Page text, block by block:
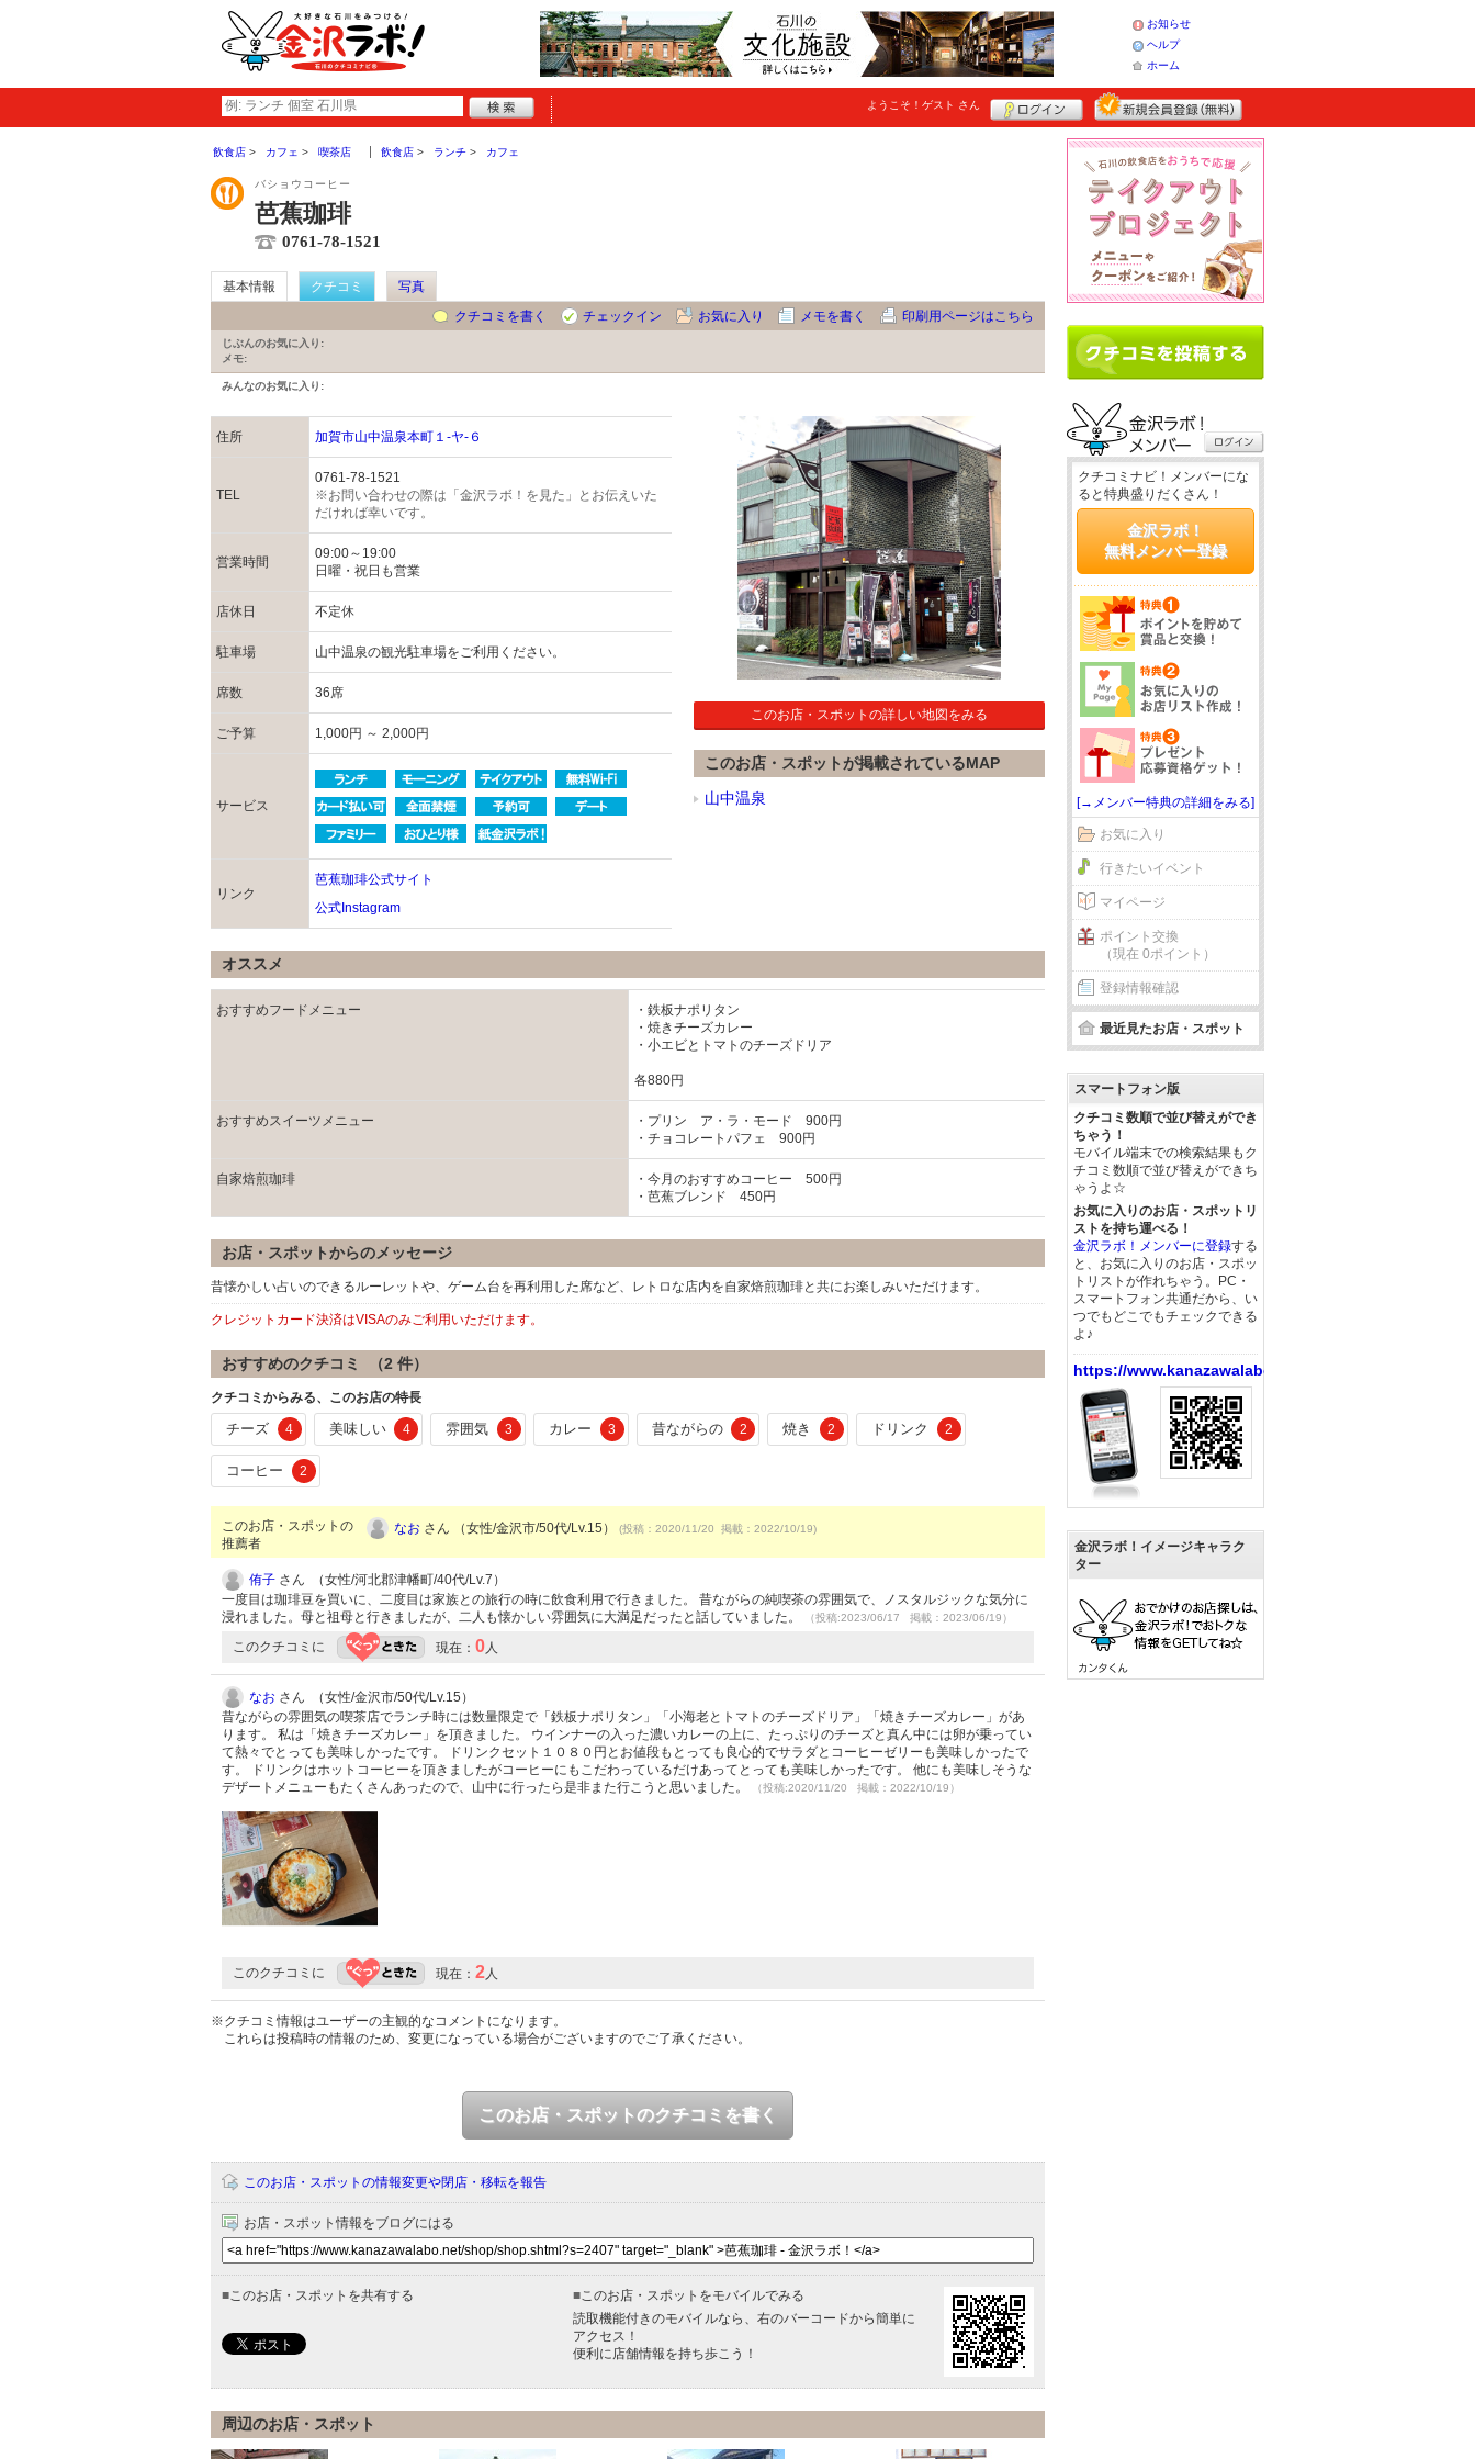
お知らせ
ヘルプ
ホーム
ようこそ！ ゲスト さん
飲食店 カフェ 喫茶店 飲食店 ランチ カフェ
バショウコーヒー
芭蕉珈琲
0761-78-1521
基本情報 クチコミ
写真
クチコミを書く
チェックイン お気に入り メモを書く 印刷用ページはこちら
じぶんのお気に入り:
メモ:
みんなのお気に入り:
住所 加賀市山中温泉本町１-ヤ-６
TEL
0761-78-1521
※お問い合わせの際は「金沢ラボ！を見た」とお伝えいた
だければ幸いです。
営業時間
09:00～19:00
日曜・祝日も営業
店休日 不定休
駐車場 山中温泉の観光駐車場をご利用ください。
席数 36席
ご予算 1,000円 ～ 2,000円
サービス
リンク
芭蕉珈琲公式サイト
公式Instagram
このお店・スポットの詳しい地図をみる
このお店・スポットが掲載されているMAP
山中温泉
オススメ
おすすめフードメニュー
・鉄板ナポリタン
・焼きチーズカレー
・小エビとトマトのチーズドリア
各880円
おすすめスイーツメニュー
・プリン ア・ラ・モード 900円
・チョコレートパフェ 900円
自家焙煎珈琲
・今月のおすすめコーヒー 500円
・芭蕉ブレンド 450円
お店・スポットからのメッセージ
昔懐かしい占いのできるルーレットや、ゲーム台を再利用した席など、レトロな店内を自家焙煎珈琲と共にお楽しみいただけます。
クレジットカード決済はVISAのみご利用いただけます。
おすすめのクチコミ （2 件）
クチコミからみる、このお店の特長
チーズ 4 美味しい 4 雰囲気 3 カレー 3 昔ながらの 2 焼き 2 ドリンク 2
コーヒー 2
このお店・スポットの
推薦者
なお さん （女性/金沢市/50代/Lv.15） (投稿：2020/11/20 掲載：2022/10/19)
侑子 さん （女性/河北郡津幡町/40代/Lv.7）
一度目は珈琲豆を買いに、二度目は家族との旅行の時に飲食利用で行きました。 昔ながらの純喫茶の雰囲気で、ノスタルジックな気分に
浸れました。母と祖母と行きましたが、二人も懐かしい雰囲気に大満足だったと話していました。
（投稿:2023/06/17 掲載：2023/06/19）
このクチコミに 現在： 0人
なお さん （女性/金沢市/50代/Lv.15）
昔ながらの雰囲気の喫茶店でランチ時には数量限定で「鉄板ナポリタン」「小海老とトマトのチーズドリア」「焼きチーズカレー」があ
ります。 私は「焼きチーズカレー」を頂きました。 ウインナーの入った濃いカレーの上に、たっぷりのチーズと真ん中には卵が乗ってい
て熱々でとっても美味しかったです。 ドリンクセット１０８０円とお値段もとっても良心的でサラダとコーヒーゼリーも美味しかったで
す。 ドリンクはホットコーヒーを頂きましたがコーヒーにもこだわっているだけあってとっても美味しかったです。 他にも美味しそうな
デザートメニューもたくさんあったので、山中に行ったら是非また行こうと思いました。
（投稿:2020/11/20 掲載：2022/10/19）
このクチコミに 現在： 2人
※クチコミ情報はユーザーの主観的なコメントになります。
これらは投稿時の情報のため、変更になっている場合がございますのでご了承ください。
このお店・スポットのクチコミを書く
このお店・スポットの情報変更や閉店・移転を報告
お店・スポット情報をブログにはる
■このお店・スポットを共有する ■このお店・スポットをモバイルでみる
読取機能付きのモバイルなら、右のバーコードから簡単に
アクセス！
便利に店舗情報を持ち歩こう！
周辺のお店・スポット
クチコミナビ！メンバーにな
ると特典盛りだくさん！
金沢ラボ！
無料メンバー登録
[→メンバー特典の詳細をみる]
お気に入り
行きたいイベント
マイページ
ポイント交換
（現在 0ポイント）
登録情報確認
最近見たお店・スポット
スマートフォン版
クチコミ数順で並び替えができ
ちゃう！
モバイル端末での検索結果もク
チコミ数順で並び替えができち
ゃうよ☆
お気に入りのお店・スポットリ
ストを持ち運べる！
金沢ラボ！メンバーに登録する
と、お気に入りのお店・スポッ
トリストが作れちゃう。PC・
スマートフォン共通だから、い
つでもどこでもチェックできる
よ♪
https://www.kanazawalabo.net/
金沢ラボ！イメージキャラク
ター